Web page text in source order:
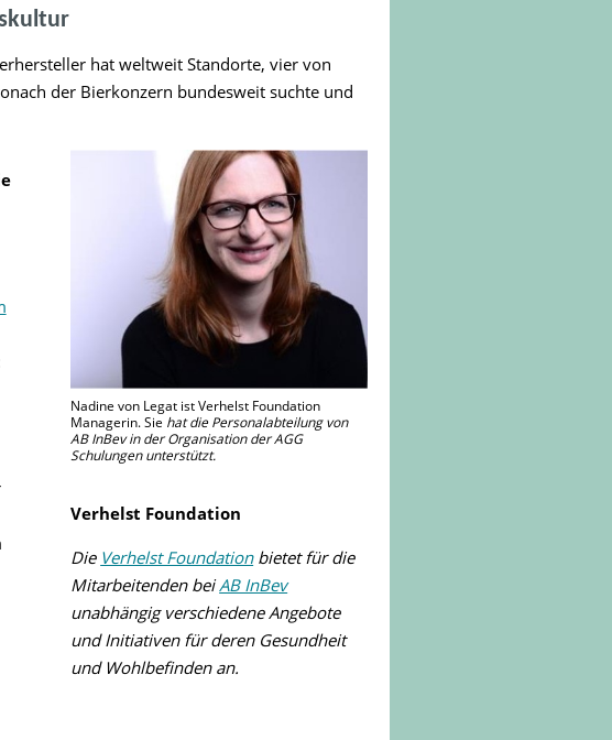
hat weltweit Standorte, vier von
der Bierkonzern bundesweit suchte und
Nadine von Legat ist Verhelst Foundation
Managerin. Sie hat die Personalabteilung von
AB InBev in der Organisation der AGG
Schulungen unterstützt.
Verhelst Foundation
Die Verhelst Foundationbietet für die
Mitarbeitenden beiAB InBev
unabhängig verschiedene Angebote
und Initiativen für deren Gesundheit
und Wohlbefinden an.